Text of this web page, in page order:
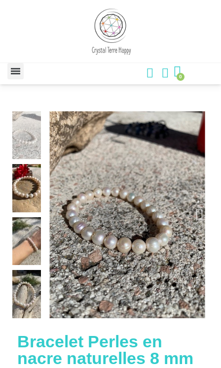
Bracelet Perles en
nacre naturelles 8 mm